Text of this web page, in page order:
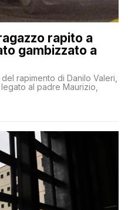
rapito a
gambizzato a
rapimento di Danilo Valeri,
al padre Maurizio,